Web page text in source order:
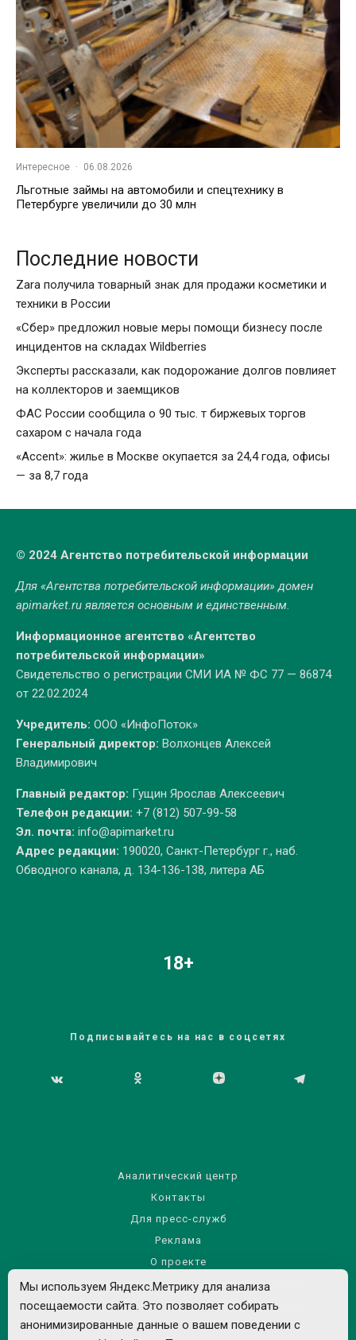
Интересное · 06.08.2026
Льготные займы на автомобили и спецтехнику в
Петербурге увеличили до 30 млн
Последние новости
Zara получила товарный знак для продажи косметики и
техники в России
«Сбер» предложил новые меры помощи бизнесу после
инцидентов на складах Wildberries
Эксперты рассказали, как подорожание долгов повлияет
на коллекторов и заемщиков
ФАС России сообщила о 90 тыс. т биржевых торгов
сахаром с начала года
«Accent»: жилье в Москве окупается за 24,4 года, офисы
— за 8,7 года
© 2024 Агентство потребительской информации
Для «Агентства потребительской информации» домен
apimarket.ruявляется основным и единственным.
Информационное агентство «Агентство
потребительской информации»
Свидетельство о регистрации СМИ ИА № ФС 77 — 86874
от 22.02.2024
Учредитель: ООО «ИнфоПоток»
Генеральный директор: Волхонцев Алексей
Владимирович
Главный редактор: Гущин Ярослав Алексеевич
Телефон редакции: +7 (812) 507-99-58
Эл. почта: info@apimarket.ru
Адрес редакции: 190020, Санкт-Петербург г., наб.
Обводного канала, д. 134-136-138, литера АБ
18+
Подписывайтесь на нас в соцсетях
Аналитический центр
Контакты
Для пресс-служб
Реклама
О проекте
Правила использования материалов сайта
Политика обработки персональных данных
Мы используем Яндекс.Метрику для анализа
посещаемости сайта. Это позволяет собирать
анонимизированные данные о вашем поведении с